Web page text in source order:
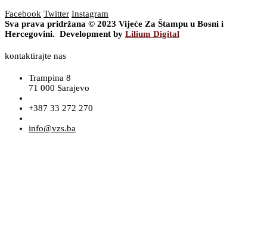
Facebook Twitter Instagram
Sva prava pridržana © 2023 Vijeće Za Štampu u Bosni i
Hercegovini. Development by Lilium Digital
kontaktirajte nas
Trampina 8
71 000 Sarajevo
+387 33 272 270
info@vzs.ba